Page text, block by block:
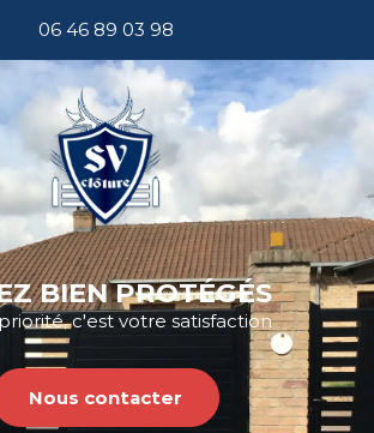
06 46 89 03 98
BIEN PROTÉGÉS
c'est votre satisfaction
Nous contacter